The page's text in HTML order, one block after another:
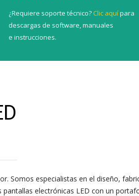
¿Requiere soporte técnico?Clic aquípara
descargas de software, manuales
e instrucciones.
Somos especialistas en el diseño,
electrónicas LED con un